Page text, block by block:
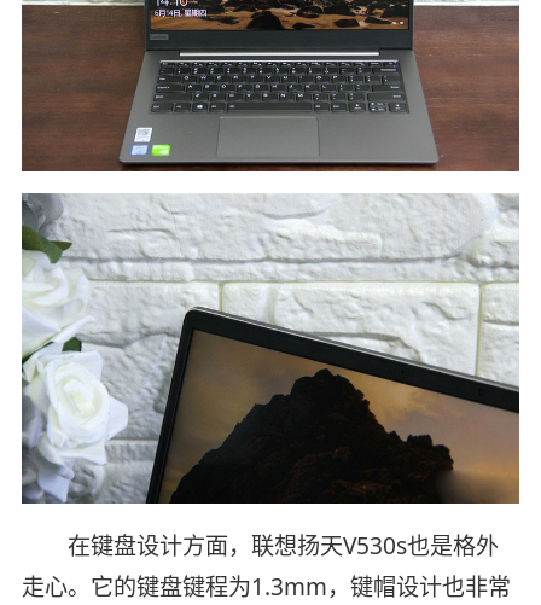
在键盘设计方面，联想扬天V530s也是格外
走心。它的键盘键程为1.3mm，键帽设计也非常